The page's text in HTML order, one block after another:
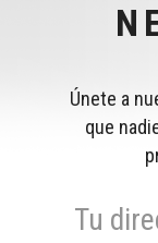
Únete a
que